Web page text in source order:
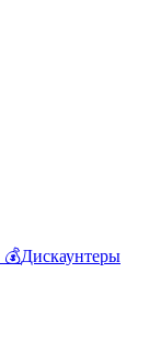
💰Дискаунтеры